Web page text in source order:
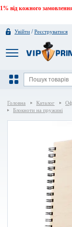
1% від кожного
Увійти /Реєструватися
Головна Каталог
Блокноти на пружині